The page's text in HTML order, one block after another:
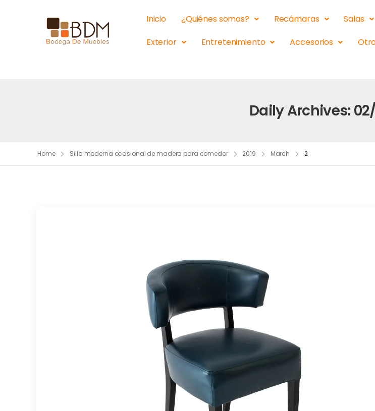
Inicio ¿Quiénes somos? Recámaras Salas
Exterior
Entretenimiento Accesorios
Daily Archives:
Home Silla moderna ocasional de madera para comedor 2019 March 2